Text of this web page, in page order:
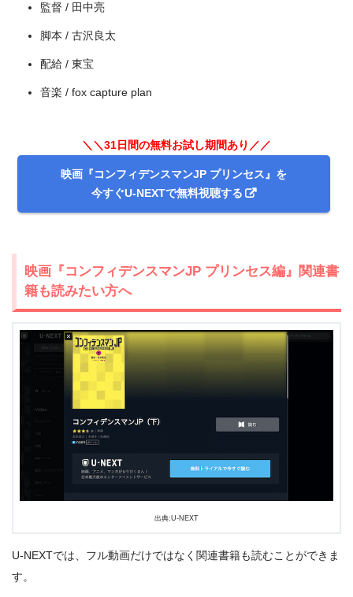
＼＼31日間無料!!お試し解約もOK／／
監督 / 田中亮
脚本 / 古沢良太
配給 / 東宝
音楽 / fox capture plan
＼＼31日間の無料お試し期間あり／／
映画『コンフィデンスマンJP プリンセス』を
今すぐU-NEXTで無料視聴する
映画『コンフィデンスマンJP プリンセス編』関連書
籍も読みたい方へ
出典:U-NEXT
U-NEXTでは、フル動画だけではなく関連書籍も読むことができま
す。